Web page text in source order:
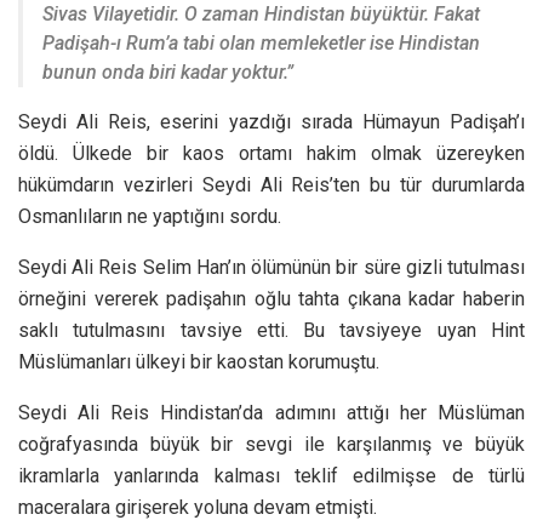
Sivas Vilayetidir. O zaman Hindistan büyüktür. Fakat
Padişah-ı Rum’a tabi olan memleketler ise Hindistan
bunun onda biri kadar yoktur.”
Seydi Ali Reis, eserini yazdığı sırada Hümayun Padişah’ı
öldü. Ülkede bir kaos ortamı hakim olmak üzereyken
hükümdarın vezirleri Seydi Ali Reis’ten bu tür durumlarda
Osmanlıların ne yaptığını sordu.
Seydi Ali Reis Selim Han’ın ölümünün bir süre gizli tutulması
örneğini vererek padişahın oğlu tahta çıkana kadar haberin
saklı tutulmasını tavsiye etti. Bu tavsiyeye uyan Hint
Müslümanları ülkeyi bir kaostan korumuştu.
Seydi Ali Reis Hindistan’da adımını attığı her Müslüman
coğrafyasında büyük bir sevgi ile karşılanmış ve büyük
ikramlarla yanlarında kalması teklif edilmişse de türlü
maceralara girişerek yoluna devam etmişti.